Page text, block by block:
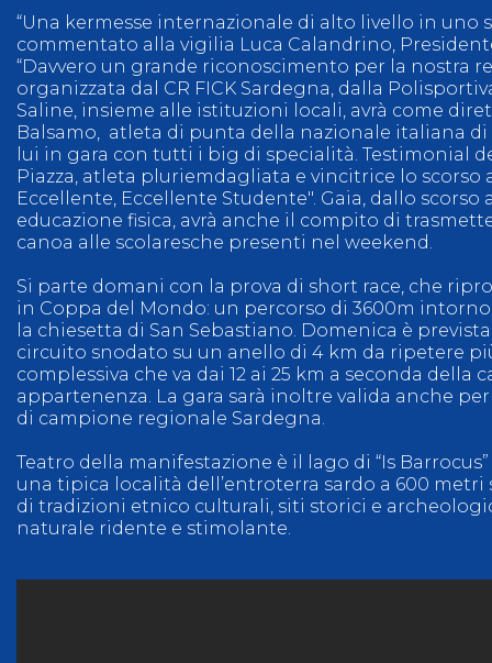
“Una kermesse internazionale di alto livello in uno
commentato alla vigilia Luca Calandrino,
“Davvero un grande riconoscimento per la nostra
organizzata dal CR FICK Sardegna, dalla
Saline, insieme alle istituzioni locali, avrà come
Balsamo, atleta di punta della nazionale italiana
lui in gara con tutti i big di specialità. Testimonial
Piazza, atleta pluriemdagliata e vincitrice lo scorso
Eccellente, Eccellente Studente". Gaia, dallo scorso
educazione fisica, avrà anche il compito di
canoa alle scolaresche presenti nel weekend.
Si parte domani con la prova di short race, che
in Coppa del Mondo: un percorso di 3600m
la chiesetta di San Sebastiano. Domenica è
circuito snodato su un anello di 4 km da ripetere
complessiva che va dai 12 ai 25 km a seconda della
appartenenza. La gara sarà inoltre valida anche
di campione regionale Sardegna.
Teatro della manifestazione è il lago di “Is
una tipica località dell’entroterra sardo a 600 metri
di tradizioni etnico culturali, siti storici e
naturale ridente e stimolante.